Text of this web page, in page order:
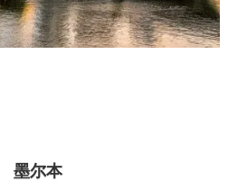
墨尔本